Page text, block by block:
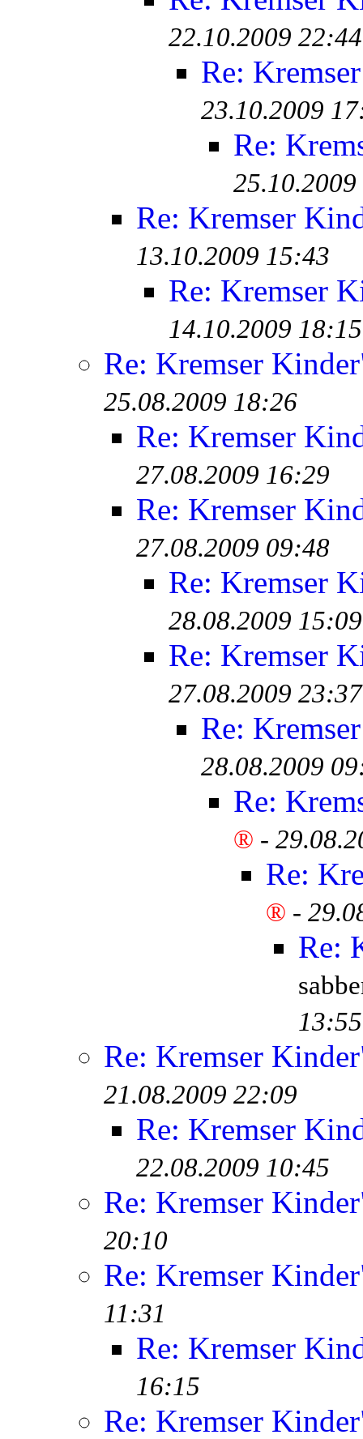
22.10.2009 22:44
Re:
23.10.2009
Re:
Re: Kremser
13.10.2009 15:43
Re: Kremser
14.10.2009 18:15
Re: Kremser
25.08.2009 18:26
Re: Kremser
27.08.2009 16:29
Re: Kremser
27.08.2009 09:48
Re: Kremser
28.08.2009 15:09
Re: Kremser
27.08.2009 23:37
Re:
28.08.2009
Re:
® -
Re:
® -
Re:
13:55
Re: Kremser
21.08.2009 22:09
Re: Kremser
22.08.2009 10:45
Re: Kremser
20:10
Re: Kremser
11:31
Re: Kremser
16:15
Re: Kremser